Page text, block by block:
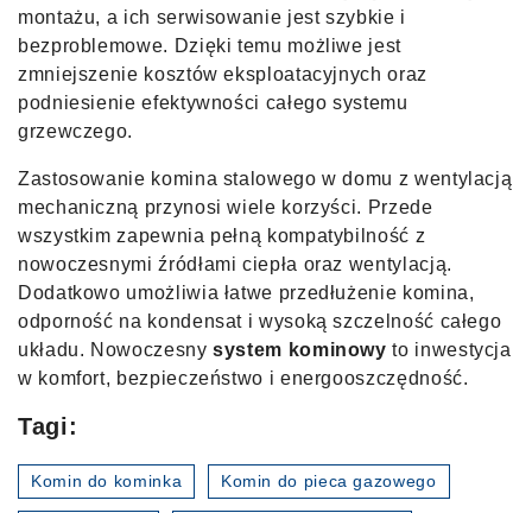
montażu, a ich serwisowanie jest szybkie i
bezproblemowe. Dzięki temu możliwe jest
zmniejszenie kosztów eksploatacyjnych oraz
podniesienie efektywności całego systemu
grzewczego.
Zastosowanie komina stalowego w domu z wentylacją
mechaniczną przynosi wiele korzyści. Przede
wszystkim zapewnia pełną kompatybilność z
nowoczesnymi źródłami ciepła oraz wentylacją.
Dodatkowo umożliwia łatwe przedłużenie komina,
odporność na kondensat i wysoką szczelność całego
układu. Nowoczesnysystem kominowy to inwestycja
w komfort, bezpieczeństwo i energooszczędność.
Tagi:
Komin do kominka Komin do pieca gazowego